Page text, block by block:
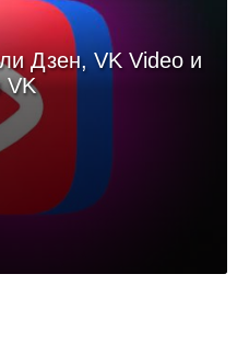
Дзен, VK Video и
VK